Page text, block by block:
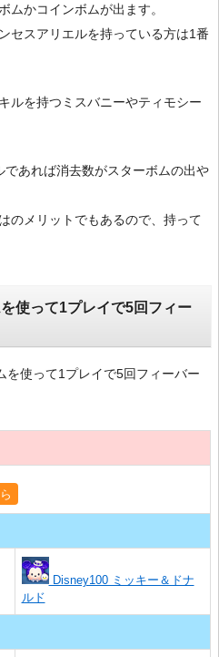
ムかコインボムが出ます。
セスアリエルを持っている方は1番
ルを持つミスバニーやティモシー
あれば消去数がスターボムの出や
のメリットでもあるので、持って
使って1プレイで5回フィー
を使って1プレイで5回フィーバー
Disney100 ミッキー＆ドナ
ルド